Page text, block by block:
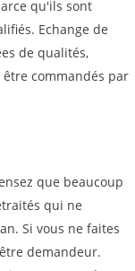
qu'ils sont
Echange de
de qualités,
commandés par
que beaucoup
qui ne
Si vous ne faites
demandeur.